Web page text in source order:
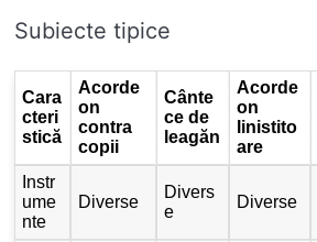
Subiecte tipice
Cara
cteri
stică
Acorde
on
contra
copii
Cânte
ce de
leagăn
Acorde
on
linistito
are
Instr
ume
nte
Diverse
Divers
e
Diverse